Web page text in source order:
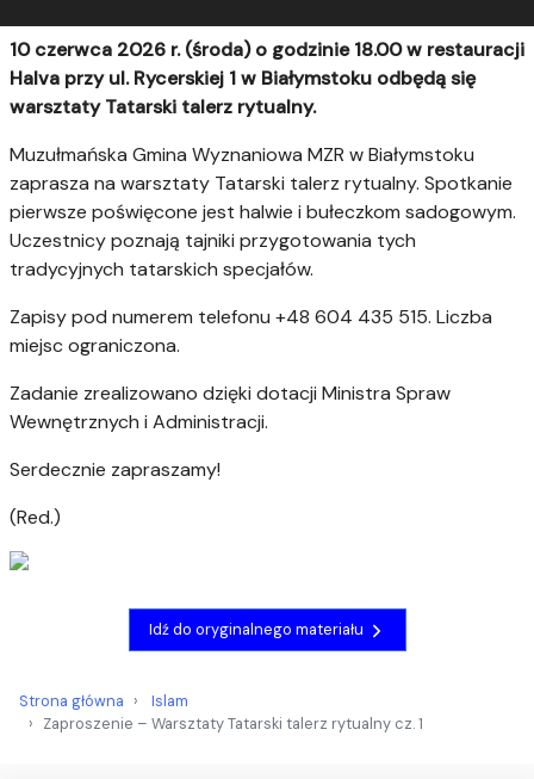
10 czerwca 2026 r. (środa) o godzinie 18.00 w restauracji
Halva przy ul. Rycerskiej 1 w Białymstoku odbędą się
warsztaty Tatarski talerz rytualny.
Muzułmańska Gmina Wyznaniowa MZR w Białymstoku
zaprasza na warsztaty Tatarski talerz rytualny. Spotkanie
pierwsze poświęcone jest halwie i bułeczkom sadogowym.
Uczestnicy poznają tajniki przygotowania tych
tradycyjnych tatarskich specjałów.
Zapisy pod numerem telefonu +48 604 435 515. Liczba
miejsc ograniczona.
Zadanie zrealizowano dzięki dotacji Ministra Spraw
Wewnętrznych i Administracji.
Serdecznie zapraszamy!
(Red.)
Idź do oryginalnego materiału
Strona główna
Islam
Zaproszenie – Warsztaty Tatarski talerz rytualny cz. 1